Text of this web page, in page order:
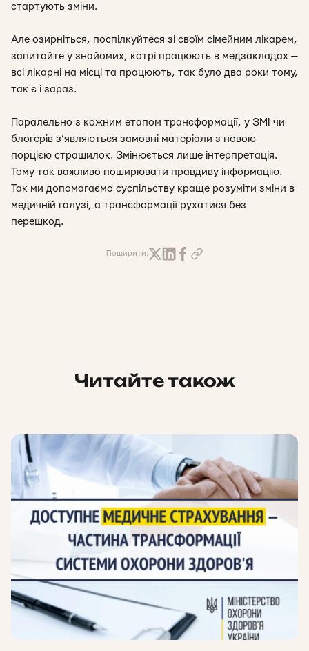
стартують зміни.
Але озирніться, поспілкуйтеся зі своїм сімейним лікарем,
запитайте у знайомих, котрі працюють в медзакладах —
всі лікарні на місці та працюють, так було два роки тому,
так є і зараз.
Паралельно з кожним етапом трансформації, у ЗМІ чи
блогерів з’являються замовні матеріали з новою
порцією страшилок. Змінюється лише інтерпретація.
Тому так важливо поширювати правдиву інформацію.
Так ми допомагаємо суспільству краще розуміти зміни в
медичній галузі, а трансформації рухатися без
перешкод.
Поширити:
Читайте також